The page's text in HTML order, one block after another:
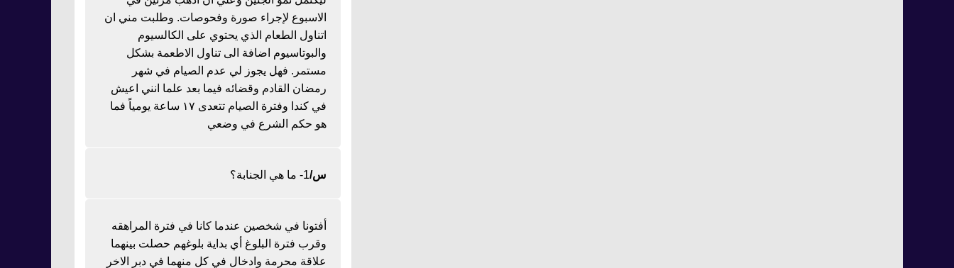
الاسبوع لإجراء صورة وفحوصات. وطلبت مني ان
اتناول الطعام الذي يحتوي على الكالسيوم
والبوتاسيوم اضافة الى تناول الاطعمة بشكل
مستمر. فهل يجوز لي عدم الصيام في شهر
رمضان القادم وقضائه فيما بعد علما انني اعيش
في كندا وفترة الصيام تتعدى ١٧ ساعة يومياً فما
هو حكم الشرع في وضعي
س/1- ما هي الجنابة؟
أفتونا في شخصين عندما كانا في فترة المراهقه
وقرب فترة البلوغ أي بداية بلوغهم حصلت بينهما
علاقة محرمة وادخال في كل منهما في دبر الاخر